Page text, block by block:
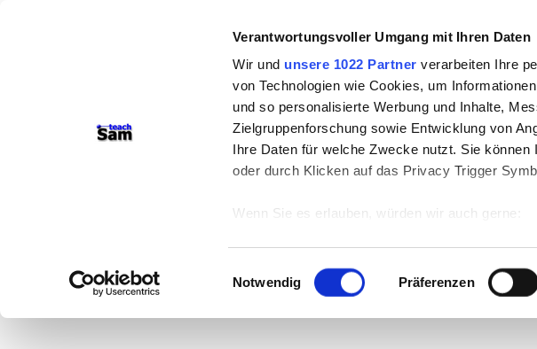
Verantwortungsvoller Umgang mit Ihren Daten
Wir und unsere 1022 Partner verarbeiten Ihre
von Technologien wie Cookies, um
und so personalisierte Werbung und Inhalte,
Zielgruppenforschung sowie Entwicklung von
Ihre Daten für welche Zwecke nutzt. Sie
oder durch Klicken auf das Privacy Trigger
Wenn Sie es erlauben, würden wir auch gerne:
Ihr Gerät durch aktives Scannen nach
Erfahren Sie mehr darüber, wie Ihre
Präferenzen imAbschnitt Einzelheitenfest.
Einwilligungsauswahl
Notwendig Präferenzen